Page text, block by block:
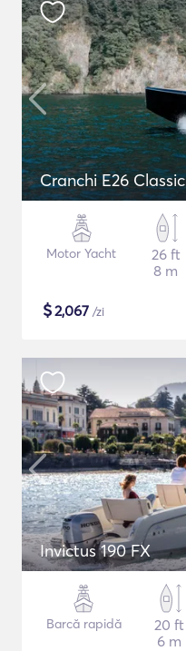
Cranchi E26 Classic
Motor Yacht
26 ft
8 m
$2,067 /zi
Invictus 190 FX
Barcă rapidă
20 ft
6 m